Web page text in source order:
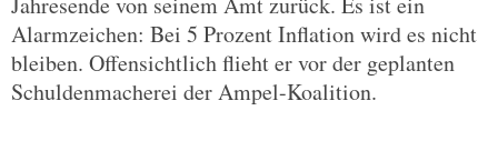
Alarmzeichen: Bei 5 Prozent Inflation wird es nicht
bleiben. Offensichtlich flieht er vor der geplanten
Schuldenmacherei der Ampel-Koalition.